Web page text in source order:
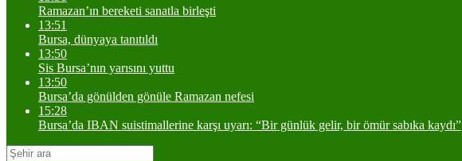
Ramazan’ın bereketi sanatla birleşti
13:51
Bursa, dünyaya tanıtıldı
13:50
Sis Bursa’nın yarısını yuttu
13:50
Bursa’da gönülden gönüle Ramazan nefesi
15:28
Bursa’da IBAN suistimallerine karşı uyarı: “Bir günlük gelir, bir ömür sabıka kaydı”